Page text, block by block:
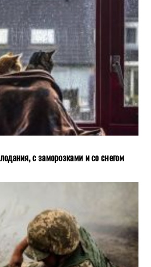
с заморозками и со снегом